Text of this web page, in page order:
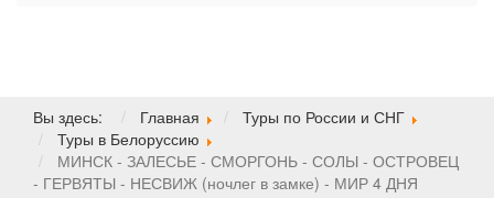
Вы здесь: Главная
Туры по России и СНГ
Туры в Белоруссию
МИНСК - ЗАЛЕСЬЕ - СМОРГОНЬ - СОЛЫ - ОСТРОВЕЦ
- ГЕРВЯТЫ - НЕСВИЖ (ночлег в замке) - МИР 4 ДНЯ